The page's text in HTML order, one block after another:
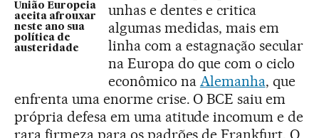
União Europeia
aceita afrouxar
neste ano sua
política de
austeridade
unhas e dentes e critica
algumas medidas, mais em
linha com a estagnação secular
na Europa do que com o ciclo
econômico na Alemanha, que
enfrenta uma enorme crise. O BCE saiu em
própria defesa em uma atitude incomum e de
rara firmeza para os padrões de Frankfurt. O